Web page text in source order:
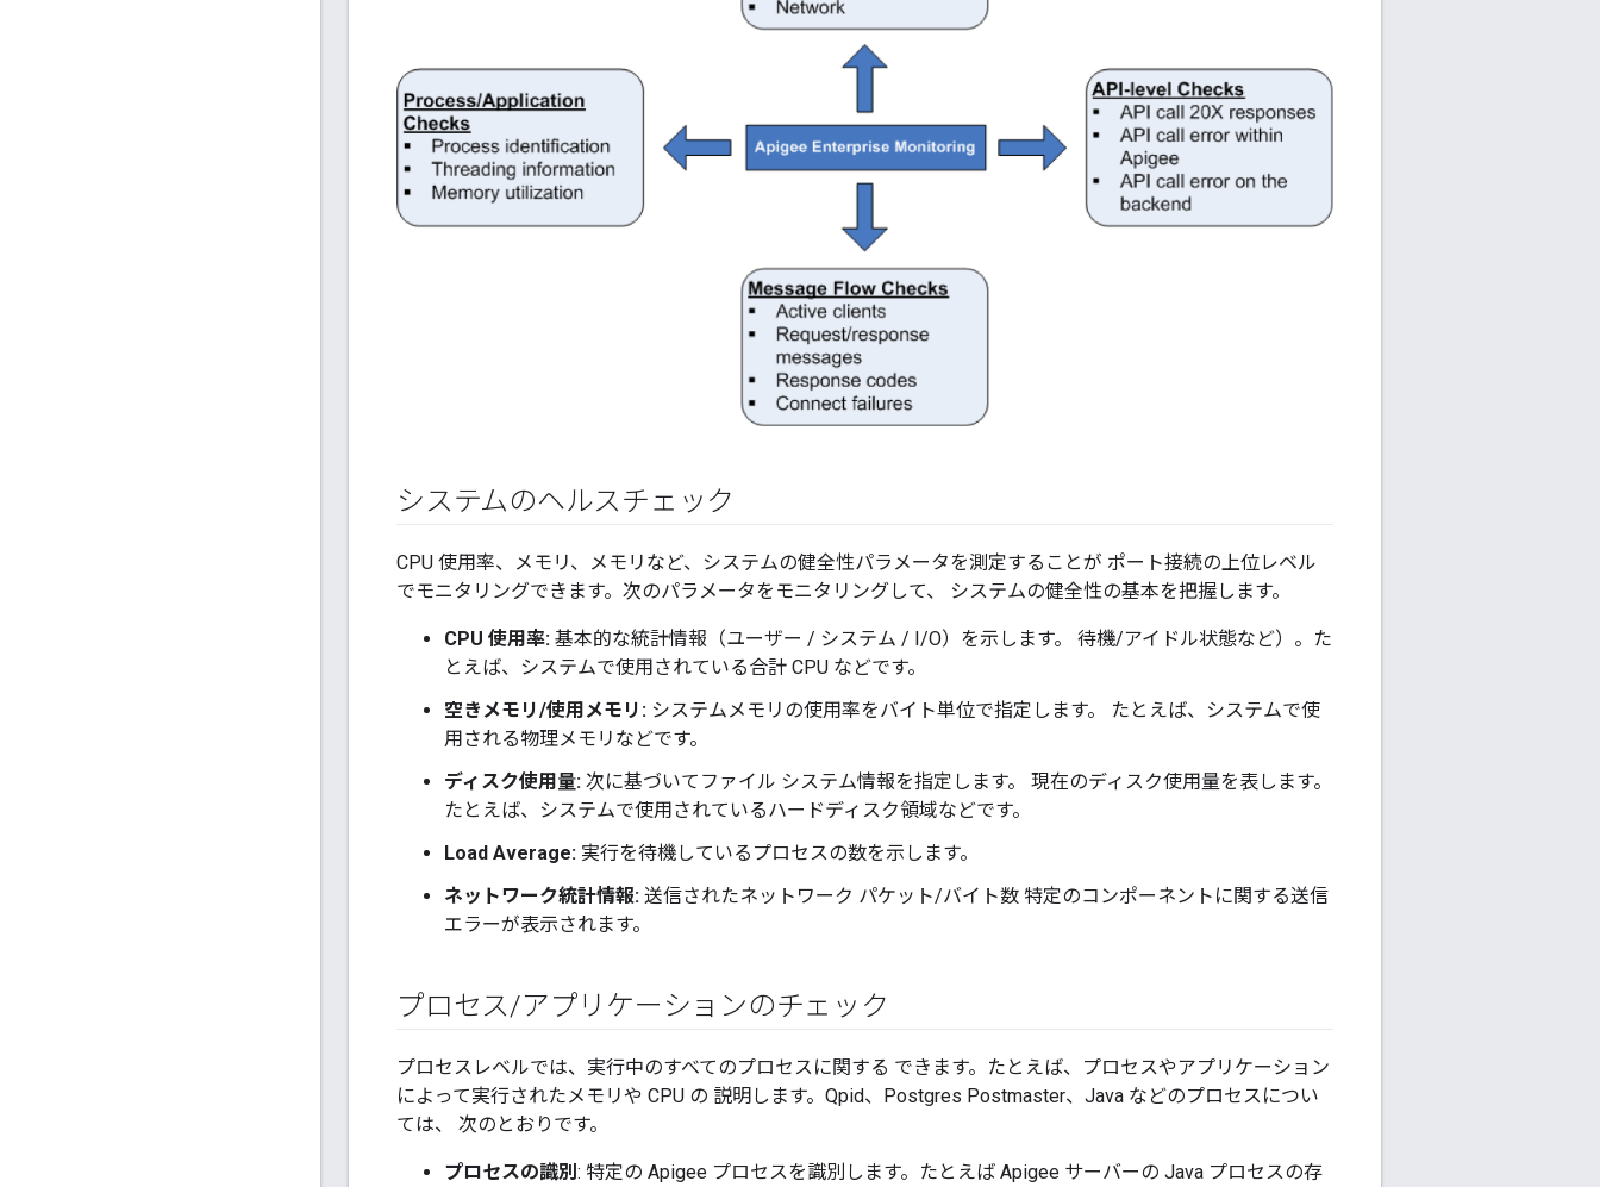
システムのヘルスチェック
CPU 使用率、メモリ、メモリなど、システムの健全性パラメータを測定することが ポート接続の上位レベル
でモニタリングできます。次のパラメータをモニタリングして、 システムの健全性の基本を把握します。
CPU 使用率: 基本的な統計情報（ユーザー / システム / I/O）を示します。 待機/アイドル状態など）。た
とえば、システムで使用されている合計 CPU などです。
空きメモリ/使用メモリ: システムメモリの使用率をバイト単位で指定します。 たとえば、システムで使
用される物理メモリなどです。
ディスク使用量: 次に基づいてファイル システム情報を指定します。 現在のディスク使用量を表します。
たとえば、システムで使用されているハードディスク領域などです。
Load Average: 実行を待機しているプロセスの数を示します。
ネットワーク統計情報: 送信されたネットワーク パケット/バイト数 特定のコンポーネントに関する送信
エラーが表示されます。
プロセス/アプリケーションのチェック
プロセスレベルでは、実行中のすべてのプロセスに関する できます。たとえば、プロセスやアプリケーション
によって実行されたメモリや CPU の 説明します。Qpid、Postgres Postmaster、Java などのプロセスについ
ては、 次のとおりです。
プロセスの識別: 特定の Apigee プロセスを識別します。たとえば Apigee サーバーの Java プロセスの存